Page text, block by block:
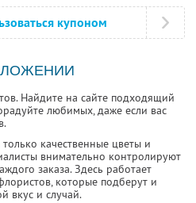
купоном
Найдите на сайте подходящий
любимых, даже если вас
качественные цветы и
внимательно контролируют
заказа. Здесь работает
которые подберут и
вкус и случай.